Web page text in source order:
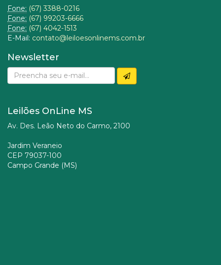
Fone: (67) 3388-0216
Fone: (67) 99203-6666
Fone: (67) 4042-1513
E-Mail: contato@leiloesonlinems.com.br
Newsletter
Leilões OnLine MS
Av. Des. Leão Neto do Carmo, 2100
Jardim Veraneio
CEP 79037-100
Campo Grande (MS)